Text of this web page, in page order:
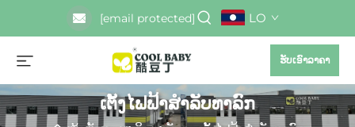
[email protected] LO
ຮັບເອົາລາຄາ
ເຕັ້ງໄຟຟ້າສຳລັບທາລົກ